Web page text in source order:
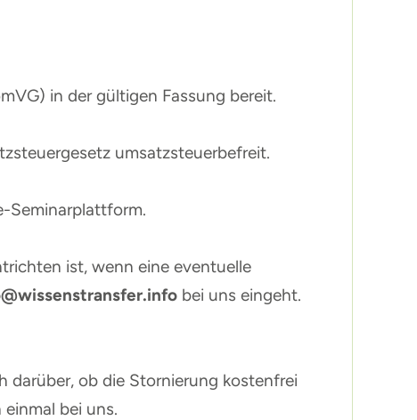
in der gültigen Fassung bereit.
umsatzsteuerbefreit.
Seminarplattform.
ist, wenn eine eventuelle
bei uns eingeht.
darüber, ob die Stornierung kostenfrei
bei uns.